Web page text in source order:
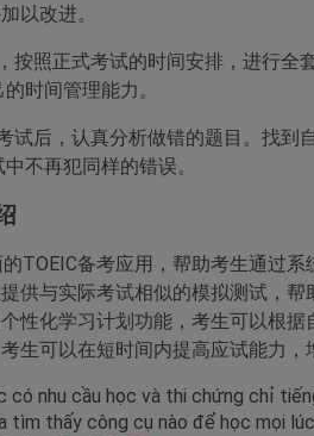
以改进。
按照正式考试的时间安排，进行全
时间管理能力。
试后，认真分析做错的题目。找到
不再犯同样的错误。
TOEIC备考应用，帮助考生通过
供与实际考试相似的模拟测试，
性化学习计划功能，考生可以根
生可以在短时间内提高应试能力，
có nhu cầu học và thi chứng chỉ
tìm thấy công cụ nào để học mọi